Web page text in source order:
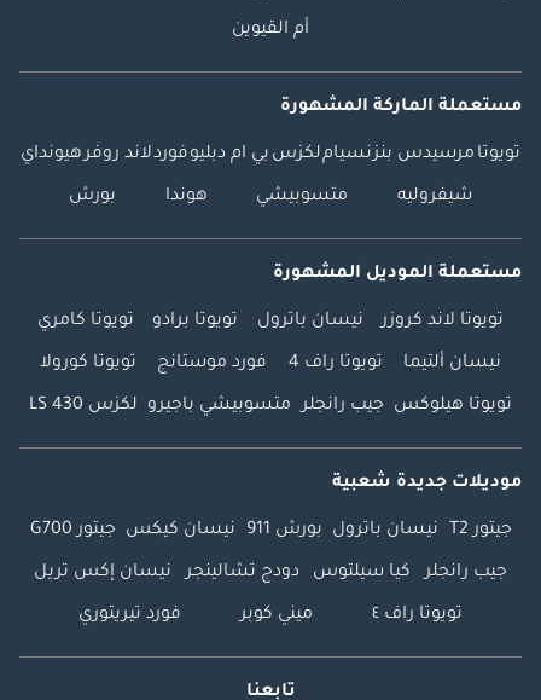
أم القيوين
مستعملة الماركة المشهورة
تويوتا مرسيدس بنزنسياملكزس بي ام دبليوفوردلاند روفرهيونداي
شيفروليه متسوبيشي هوندا بورش
مستعملة الموديل المشهورة
تويوتا لاند كروزر نيسان باترول تويوتا برادو تويوتا كامري
نيسان ألتيما تويوتا راف 4 فورد موستانج تويوتا كورولا
تويوتا هيلوكس جيب رانجلر متسوبيشي باجيرو لكزس LS 430
موديلات جديدة شعبية
جيتور T2 نيسان باترول بورش 911 نيسان كيكس جيتور G700
جيب رانجلر كيا سيلتوس دودج تشالينجر نيسان إكس تريل
تويوتا راف ٤ ميني كوبر فورد تيريتوري
تابعنا